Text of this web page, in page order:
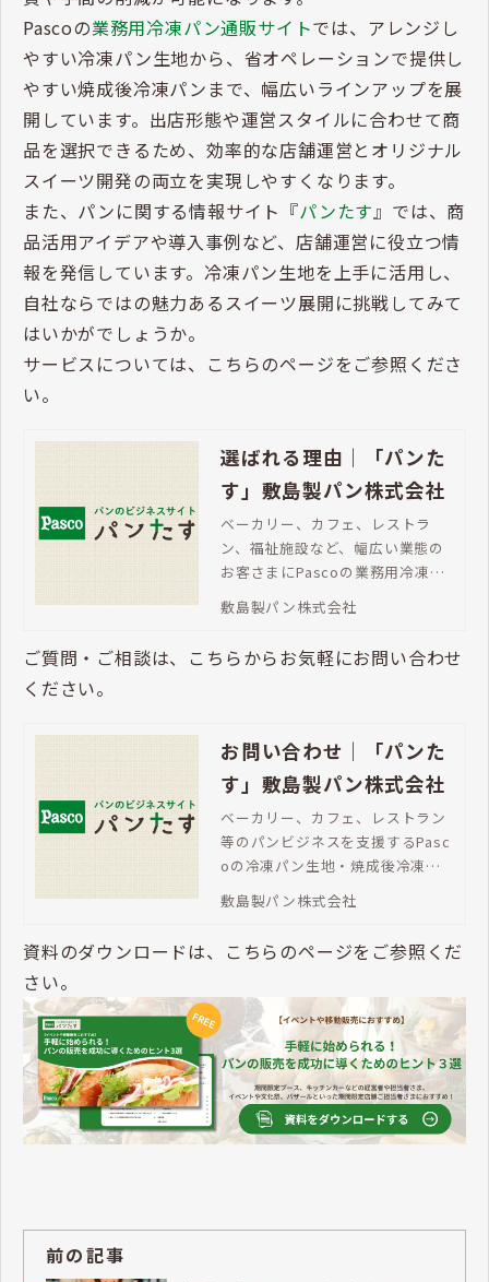
Pascoの業務用冷凍パン通販サイトでは、アレンジし
やすい冷凍パン生地から、省オペレーションで提供し
やすい焼成後冷凍パンまで、幅広いラインアップを展
開しています。出店形態や運営スタイルに合わせて商
品を選択できるため、効率的な店舗運営とオリジナル
スイーツ開発の両立を実現しやすくなります。
また、パンに関する情報サイト『パンたす』では、商
品活用アイデアや導入事例など、店舗運営に役立つ情
報を発信しています。冷凍パン生地を上手に活用し、
自社ならではの魅力あるスイーツ展開に挑戦してみて
はいかがでしょうか。
サービスについては、こちらのページをご参照くださ
い。
選ばれる理由｜「パンた
す」敷島製パン株式会社
ベーカリー、カフェ、レストラ
ン、福祉施設など、幅広い業態の
お客さまにPascoの業務用冷凍パ
ンが選ばれています。バラエティ
豊かなラインアップ、焼成後冷凍
適です。
敷島製パン株式会社
ご質問・ご相談は、こちらからお気軽にお問い合わせ
ください。
お問い合わせ｜「パンた
す」敷島製パン株式会社
ベーカリー、カフェ、レストラン
等のパンビジネスを支援するPasc
oの冷凍パン生地・焼成後冷凍パ
ン。「パンたす」は、豊富な商品
ラインアップで、メニューの充
明な点はお問い合わせください。
敷島製パン株式会社
資料のダウンロードは、こちらのページをご参照くだ
さい。
前の記事